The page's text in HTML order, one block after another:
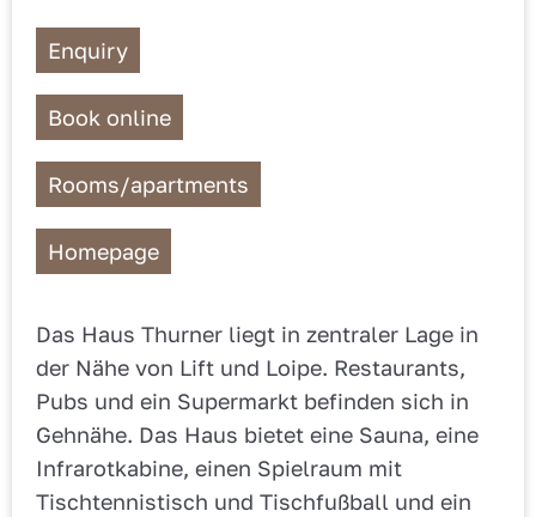
Enquiry
Book online
Rooms/apartments
Homepage
Das Haus Thurner liegt in zentraler Lage in
der Nähe von Lift und Loipe. Restaurants,
Pubs und ein Supermarkt befinden sich in
Gehnähe. Das Haus bietet eine Sauna, eine
Infrarotkabine, einen Spielraum mit
Tischtennistisch und Tischfußball und ein